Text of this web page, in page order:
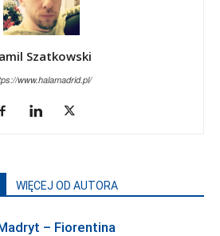
Szatkowski
www.halamadrid.pl/
WIĘCEJ OD AUTORA
– Fiorentina